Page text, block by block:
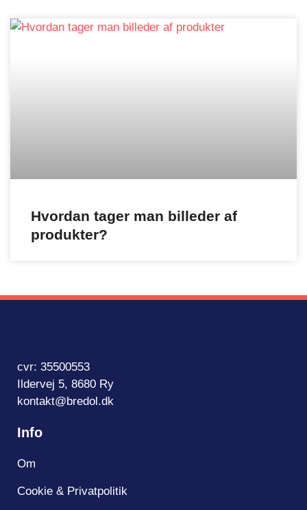
Hvordan tager man billeder af
produkter?
cvr: 35500553
Ildervej 5, 8680 Ry
kontakt@bredol.dk
Info
Om
Cookie & Privatpolitik